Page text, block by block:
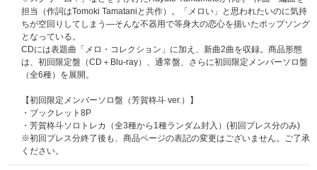
担当（作詞はTomoki Tamataniと共作）。「メロい」と思われたいのに気持
ちが空回りしてしまう―そんな不器用で等身大の恋心を描いたポップソング
となっている。
CDには表題曲「メロ・コレクション」に加え、新曲2曲を収録。商品形態
は、初回限定盤（CD＋Blu-ray）、通常盤、さらに初回限定メンバーソロ盤
（全6種）を展開。
【初回限定メンバーソロ盤（芳賀柊斗 ver.）】
・ブックレット8P
・芳賀柊斗ソロトレカ（全3種から1種ランダム封入）(初回プレス分のみ)
※初回プレス分終了後も、商品ページの表記の変更はございません。ご了承
ください。